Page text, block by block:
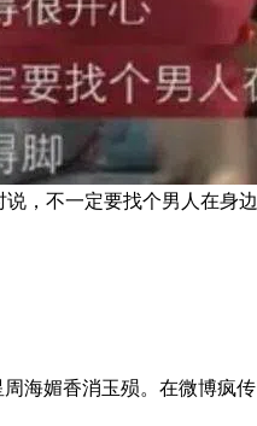
，不一定要找个男人在身
海媚香消玉殒。在微博疯